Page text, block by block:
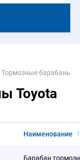
Тормозные барабаны
Toyota
Наименование
Барабан